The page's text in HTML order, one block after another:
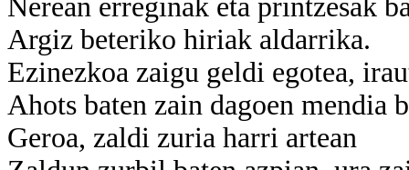
Nerean erreginak eta printzesak
Argiz beteriko hiriak aldarrika.
Ezinezkoa zaigu geldi egotea,
Ahots baten zain dagoen mendia
Geroa, zaldi zuria harri artean